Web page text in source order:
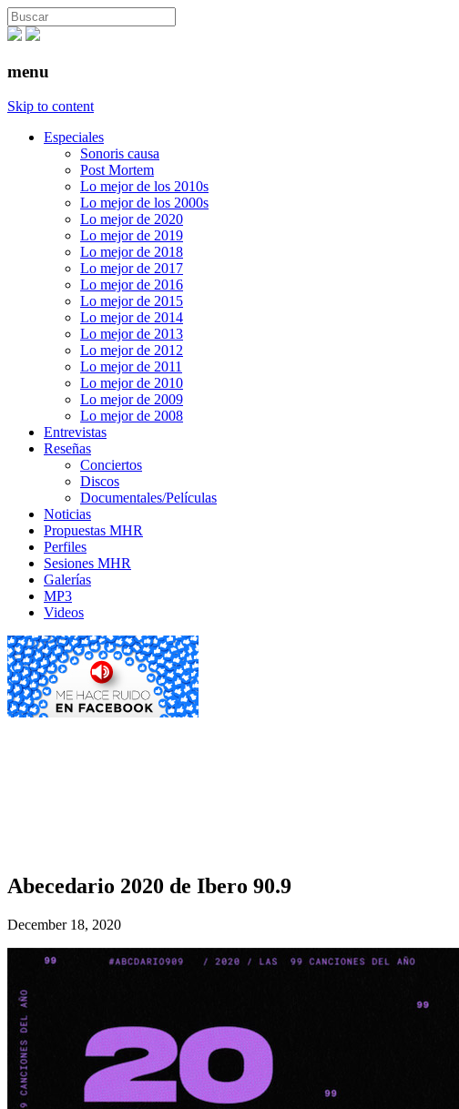
menu
Skip to content
Especiales
Sonoris causa
Post Mortem
Lo mejor de los 2010s
Lo mejor de los 2000s
Lo mejor de 2020
Lo mejor de 2019
Lo mejor de 2018
Lo mejor de 2017
Lo mejor de 2016
Lo mejor de 2015
Lo mejor de 2014
Lo mejor de 2013
Lo mejor de 2012
Lo mejor de 2011
Lo mejor de 2010
Lo mejor de 2009
Lo mejor de 2008
Entrevistas
Reseñas
Conciertos
Discos
Documentales/Películas
Noticias
Propuestas MHR
Perfiles
Sesiones MHR
Galerías
MP3
Videos
Abecedario 2020 de Ibero 90.9
December 18, 2020